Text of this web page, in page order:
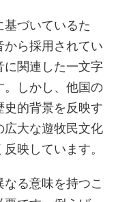
基づいているた
ら採用されてい
に関連した一文字
。しかし、他国の
的背景を反映す
広大な遊牧民文化
映しています。
る意味を持つこ